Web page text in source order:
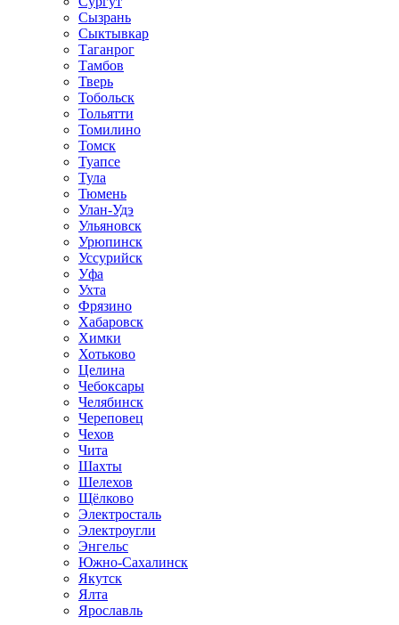
Сызрань
Сыктывкар
Таганрог
Тамбов
Тверь
Тобольск
Тольятти
Томилино
Томск
Туапсе
Тула
Тюмень
Улан-Удэ
Ульяновск
Урюпинск
Уссурийск
Уфа
Ухта
Фрязино
Хабаровск
Химки
Хотьково
Целина
Чебоксары
Челябинск
Череповец
Чехов
Чита
Шахты
Шелехов
Щёлково
Электросталь
Электроугли
Энгельс
Южно-Сахалинск
Якутск
Ялта
Ярославль